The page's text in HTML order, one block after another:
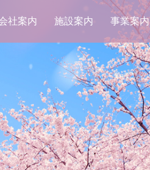
社案内 施設案内 事業案内